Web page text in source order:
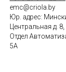
emc@criola.by
Юр. адрес:
Центральная д.
Отдел
5А